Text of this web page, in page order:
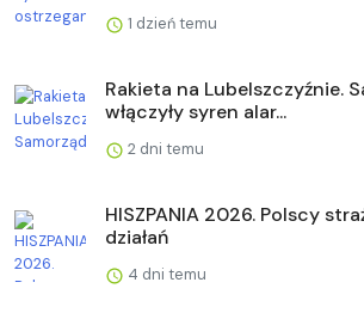
1 dzień temu
Rakieta na Lubelszczyźnie.
włączyły syren alar...
2 dni temu
HISZPANIA 2026. Polscy
działań
4 dni temu